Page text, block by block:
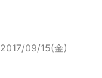
2017/09/15(金)